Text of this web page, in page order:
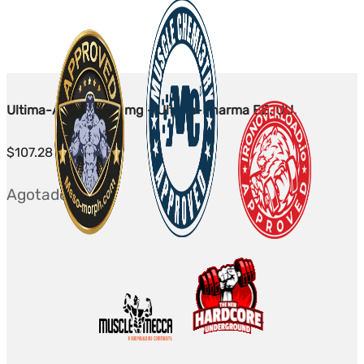
Ultima-AOD9604 2 mg - Ultima-Pharma EE. UU.
$107.28
Agotado